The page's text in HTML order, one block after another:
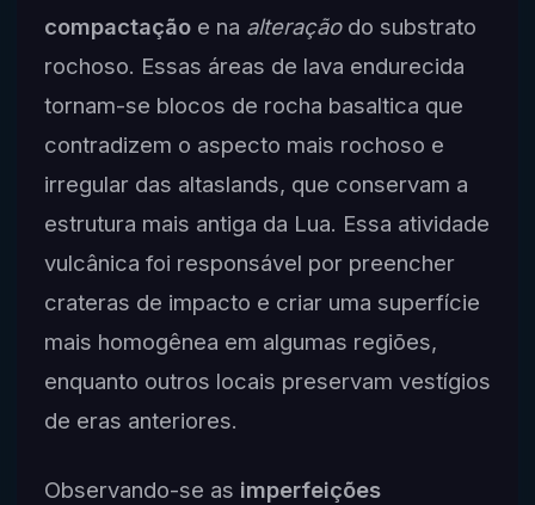
compactaçãoe na alteraçãodo substrato
rochoso. Essas áreas de lava endurecida
tornam-se blocos de rocha basaltica que
contradizem o aspecto mais rochoso e
irregular das altaslands, que conservam a
estrutura mais antiga da Lua. Essa atividade
vulcânica foi responsável por preencher
crateras de impacto e criar uma superfície
mais homogênea em algumas regiões,
enquanto outros locais preservam vestígios
de eras anteriores.
Observando-se as imperfeições